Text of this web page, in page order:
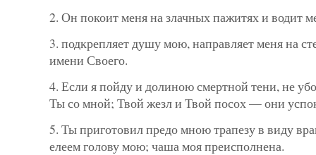
2. Он покоит меня на злачных пажитях и водит
3. подкрепляет душу мою, направляет меня на
имени Своего.
4. Если я пойду и долиною смертной тени, не
Ты со мной; Твой жезл и Твой посох — они
5. Ты приготовил предо мною трапезу в виду
елеем голову мою; чаша моя преисполнена.